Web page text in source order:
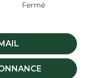
Fermé